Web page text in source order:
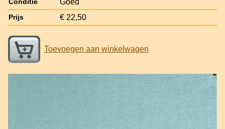
Conditie
Prijs € 22,50
Toevoegen aan winkelwagen